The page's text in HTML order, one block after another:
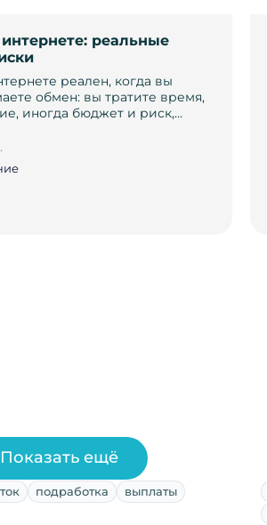
реальные
реален, когда вы
обмен: вы тратите время,
иногда бюджет и риск,…
подработка выплаты
Показать ещё